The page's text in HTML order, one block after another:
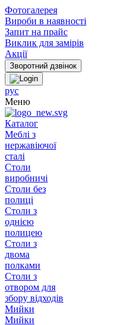
Фотогалерея
Вироби в наявності
Запит на прайс
Виклик для замірів
Акції
рус
Меню
Каталог
Меблі з
нержавіючої
сталі
Столи
виробничі
Столи без
полиці
Столи з
однією
полицею
Столи з
двома
полками
Столи з
отвором для
збору відходів
Мийки
Мийки